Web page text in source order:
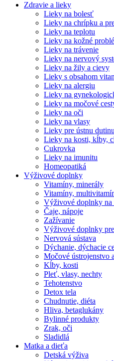
Zdravie a lieky
Lieky na bolesť
Lieky na chrípku a
Lieky na teplotu
Lieky na kožné
Lieky na trávenie
Lieky na nervový
Lieky na žily a cievy
Lieky s obsahom
Lieky na alergiu
Lieky na
Lieky na močové
Lieky na oči
Lieky na vlasy
Lieky pre ústnu dutinu
Lieky na kosti, kĺby,
Cukrovka
Lieky na imunitu
Homeopatiká
Výživové doplnky
Vitamíny, minerály
Vitamíny,
Výživové doplnky na
Čaje, nápoje
Zažívanie
Výživové doplnky
Nervová sústava
Dýchanie, dýchacie
Močové ústrojenstvo
Kĺby, kosti
Pleť, vlasy, nechty
Tehotenstvo
Detox tela
Chudnutie, diéta
Hliva, betaglukány
Bylinné produkty
Zrak, oči
Sladidlá
Matka a dieťa
Detská výživa